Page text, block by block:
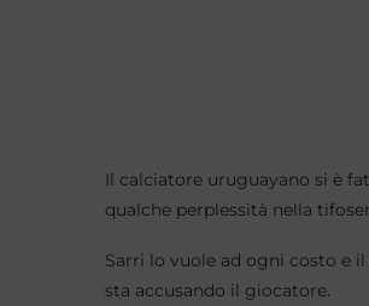
Il calciatore uruguayano si è
qualche perplessità nella
Sarri lo vuole ad ogni costo e
sta accusando il giocatore.